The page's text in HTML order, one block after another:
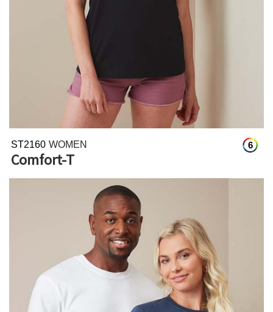
6
ST2160 WOMEN
Comfort-T